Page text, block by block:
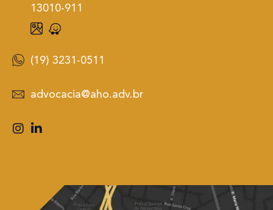
13010-911
(19) 3231-0511
advocacia@aho.adv.br